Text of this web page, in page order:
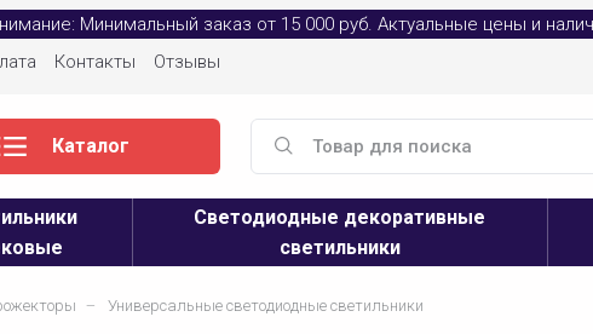
Минимальный заказ от 15 000 руб. Актуальные цены и
Контакты Отзывы
Каталог
Светодиодные декоративные
светильники
Универсальные светодиодные светильники